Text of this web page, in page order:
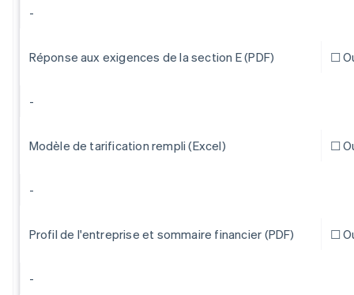
-
Réponse aux exigences de la section E (PDF) ☐
-
Modèle de tarification rempli (Excel) ☐
-
Profil de l'entreprise et sommaire financier (PDF) ☐
-